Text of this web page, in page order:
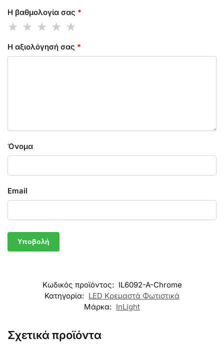
Η βαθμολογία σας *
Η αξιολόγησή σας *
Όνομα
Email
Κωδικός προϊόντος: IL6092-A-Chrome
Κατηγορία: LED Κρεμαστά Φωτιστικά
Μάρκα: InLight
Σχετικά προϊόντα